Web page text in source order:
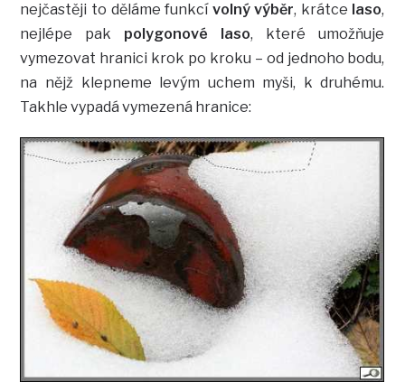
nejčastěji to děláme funkcí volný výběr, krátce laso,
nejlépe pak polygonové laso, které umožňuje
vymezovat hranici krok po kroku – od jednoho bodu,
na nějž klepneme levým uchem myši, k druhému.
Takhle vypadá vymezená hranice: